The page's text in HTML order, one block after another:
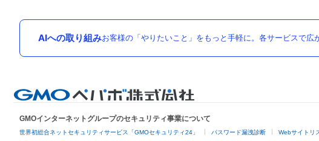
AIへの取り組みお客様の「やりたいこと」をもっと手軽に。各サービスで広
GMOインターネットグループのセキュリティ事業について
世界初総合ネットセキュリティサービス「GMOセキュリティ24」 パスワード漏洩診断 Webサイトリ